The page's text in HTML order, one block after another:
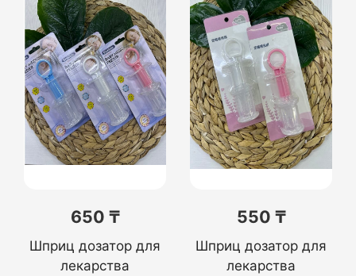
650 ₸
Шприц дозатор для
лекарства
550 ₸
Шприц дозатор для
лекарства